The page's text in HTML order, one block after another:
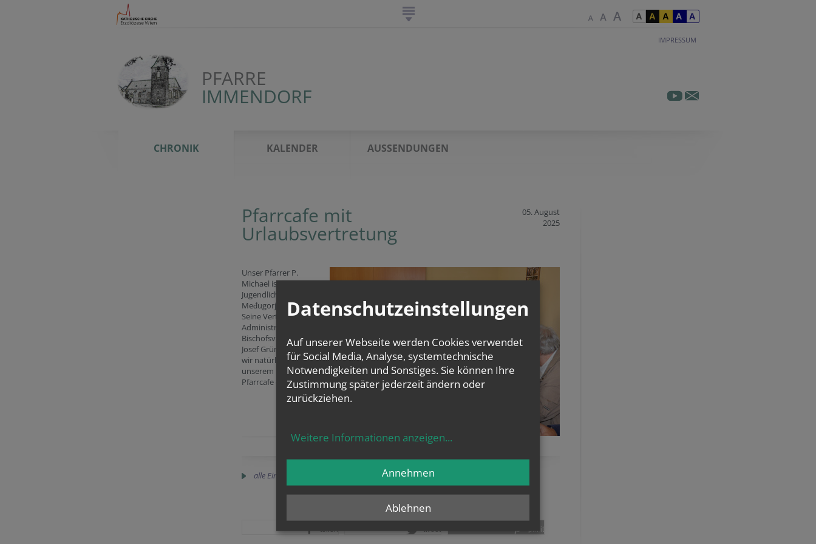
IMPRESSUM
PFARRE
IMMENDORF
CHRONIK KALENDER AUSSENDUNGEN
Pfarrcafe mit
Urlaubsvertretung
05. August
2025
Unser Pfarrer P.
Michael ist derzeit mit
Jugendlichen nach
Međugorje unterwegs.
Seine Vertretung,
Administrator
Bischofsvikar Mag.
Josef Grünwidl, haben
wir natürlich zu
unserem monatlichen
Pfarrcafe eingeladen.
alle Einträge anzeigen
teilen tweet pin it
Datenschutzeinstellungen
Auf unserer Webseite werden Cookies verwendet
für Social Media, Analyse, systemtechnische
Notwendigkeiten und Sonstiges. Sie können Ihre
Zustimmung später jederzeit ändern oder
zurückziehen.
Weitere Informationen anzeigen...
Ablehnen
Annehmen